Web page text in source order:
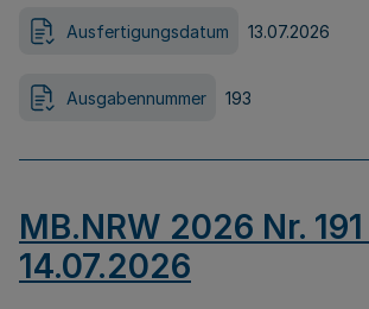
Ausfertigungsdatum 13.07.2026
Ausgabennummer 193
MB.NRW 2026 Nr.
14.07.2026